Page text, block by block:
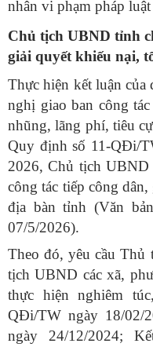
nhân vi phạm pháp
Chủ tịch UBND tỉnh
giải quyết khiếu nại,
Thực hiện kết luận
nghị giao ban công
nhũng, lãng phí, tiêu
Quy định số 11-QĐi/
2026, Chủ tịch UBND
công tác tiếp công
địa bàn tỉnh (Văn
07/5/2026).
Theo đó, yêu cầu Thủ
tịch UBND các xã,
thực hiện nghiêm
QĐi/TW ngày 18/02/
ngày 24/12/2024;